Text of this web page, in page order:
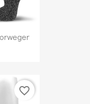
favorite_border